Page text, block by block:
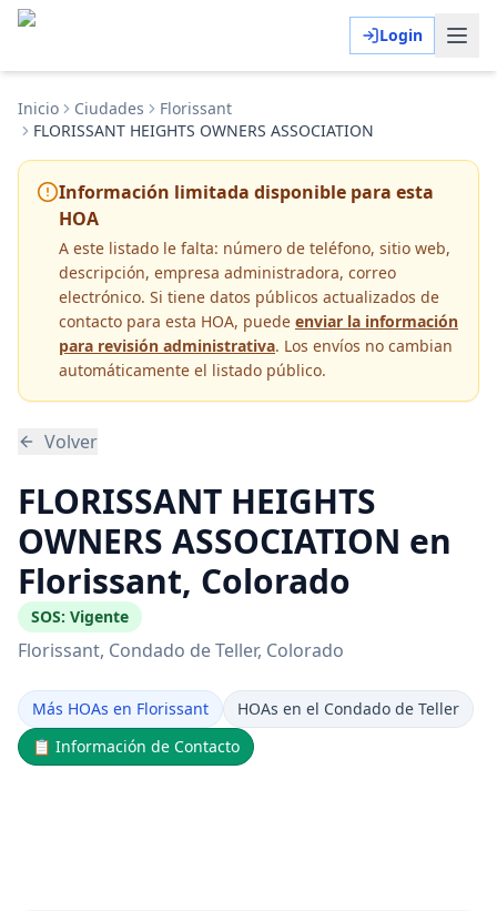
Login
Inicio Ciudades
Florissant
FLORISSANT HEIGHTS OWNERS ASSOCIATION
Información limitada disponible para esta
HOA
A este listado le falta: número de teléfono, sitio web,
descripción, empresa administradora, correo
electrónico. Si tiene datos públicos actualizados de
contacto para esta HOA, puede enviar la información
para revisión administrativa. Los envíos no cambian
automáticamente el listado público.
Volver
FLORISSANT HEIGHTS
OWNERS ASSOCIATION en
Florissant, Colorado
SOS: Vigente
Florissant, Condado de Teller, Colorado
Más HOAs en Florissant
HOAs en el Condado de Teller
📋 Información de Contacto